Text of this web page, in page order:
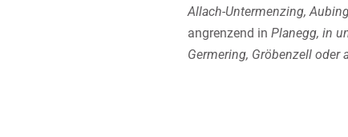
Allach-Untermenzing,
angrenzend in Planegg, in
Germering, Gröbenzell oder